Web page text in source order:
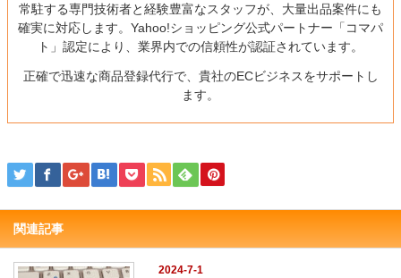
常駐する専門技術者と経験豊富なスタッフが、大量出品案件にも
確実に対応します。Yahoo!ショッピング公式パートナー「コマパ
ト」認定により、業界内での信頼性が認証されています。
正確で迅速な商品登録代行で、貴社のECビジネスをサポートし
ます。
関連記事
2024-7-1